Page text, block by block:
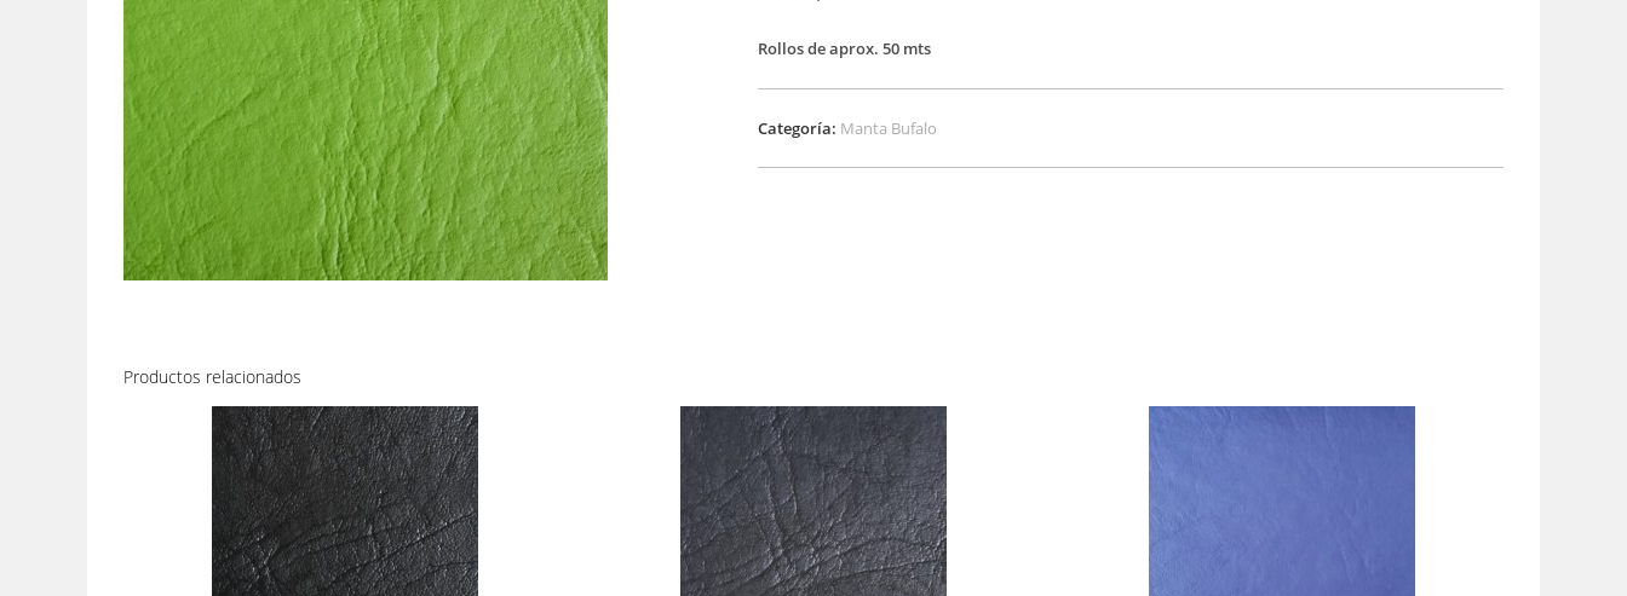
Rollos de aprox. 50 mts
Categoría: Manta Bufalo
Productos relacionados